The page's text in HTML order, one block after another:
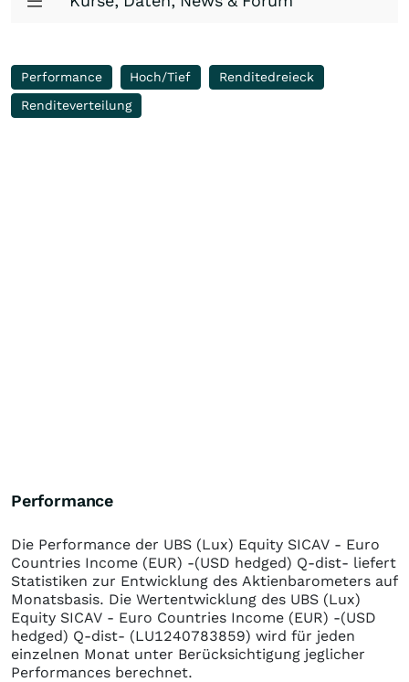
Performance Hoch/Tief
Renditedreieck
Renditeverteilung
Performance
Die Performance der UBS (Lux) Equity SICAV - Euro
Countries Income (EUR) -(USD hedged) Q-dist- liefert
Statistiken zur Entwicklung des Aktienbarometers auf
Monatsbasis. Die Wertentwicklung des UBS (Lux)
Equity SICAV - Euro Countries Income (EUR) -(USD
hedged) Q-dist- (LU1240783859) wird für jeden
einzelnen Monat unter Berücksichtigung jeglicher
Performances berechnet.